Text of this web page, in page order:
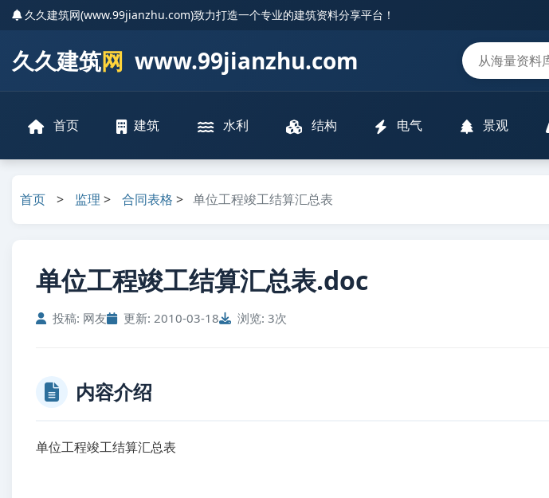
久久建筑网(www.99jianzhu.com)致力打造一个专业的建筑资料分享平台！
久久建筑网 www.99jianzhu.com
首页 建筑 水利 结构 电气 景观
首页 > 监理 > 合同表格 > 单位工程竣工结算汇总表
单位工程竣工结算汇总表.doc
投稿: 网友 更新: 2010-03-18 浏览: 3次
内容介绍
单位工程竣工结算汇总表